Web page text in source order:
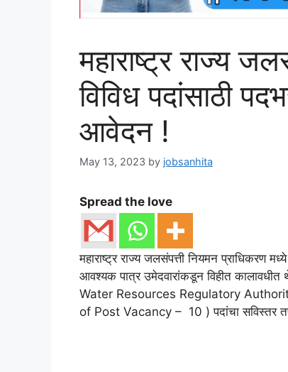
महाराष्ट्र राज्य
विविध पदांसाठी
आवेदन !
May 13, 2023 by jobsanhita
Spread the love
महाराष्ट्र राज्य जलसंपत्ती नियमन प्राधिकरण
आवश्यक पात्र उमेदवारांकडून विहीत
Water Resources Regulatory
of Post Vacancy – 10 ) पदांचा सविस्तर